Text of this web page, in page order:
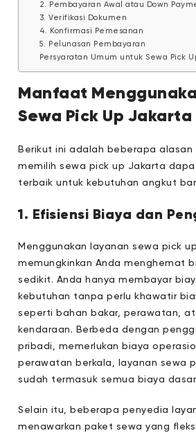
2. Pembayaran Awal atau Down
3. Verifikasi Dokumen
4. Konfirmasi Pemesanan
5. Pelunasan Pembayaran
Persyaratan Umum untuk Sewa Pick
Manfaat
Sewa Pick Up Jakarta
Berikut ini adalah beberapa
memilih sewa pick up Jakarta
terbaik untuk kebutuhan angkut
1. Efisiensi Biaya dan
Menggunakan layanan sewa pick
memungkinkan Anda menghemat
sedikit. Anda hanya membayar
kebutuhan tanpa perlu khawatir
seperti bahan bakar, perawatan,
kendaraan. Berbeda dengan
pribadi, memerlukan biaya
perawatan berkala, layanan sewa
sudah termasuk semua biaya dasar.
Selain itu, beberapa penyedia
menawarkan paket sewa yang